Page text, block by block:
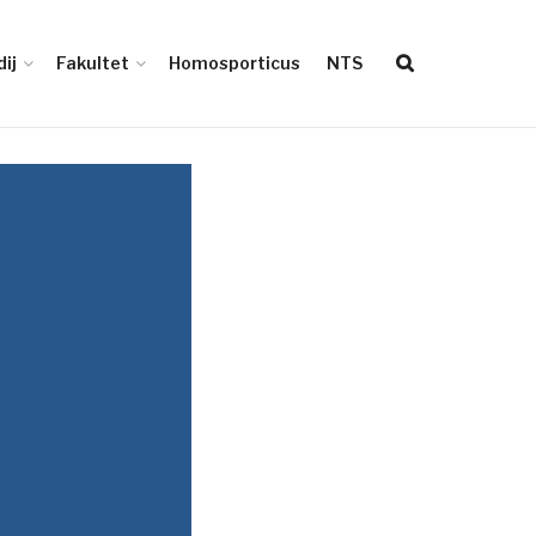
Fakultet Homosporticus NTS